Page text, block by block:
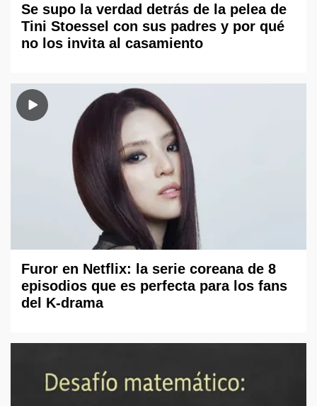
Se supo la verdad detrás de la pelea de
Tini Stoessel con sus padres y por qué
no los invita al casamiento
Furor en Netflix: la serie coreana de 8
episodios que es perfecta para los fans
del K-drama